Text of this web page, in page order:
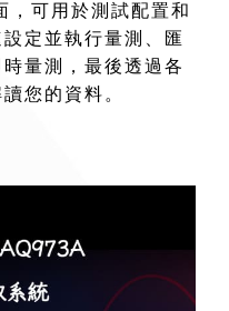
可用於測試配置和
定並執行量測、匯
量測，最後透過各
您的資料。